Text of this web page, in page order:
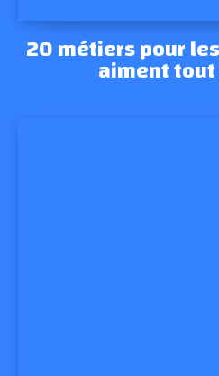
20 métiers pour
aiment